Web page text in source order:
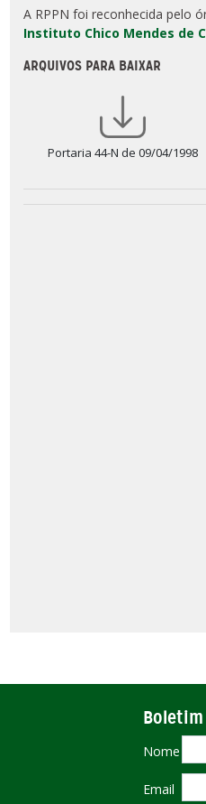
A RPPN foi reconhecida pelo
Instituto Chico Mendes de
ARQUIVOS PARA BAIXAR
Portaria 44-N de 09/04/1998
Nome
Email